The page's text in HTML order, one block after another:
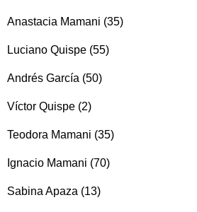
Anastacia Mamani (35)
Luciano Quispe (55)
Andrés García (50)
Víctor Quispe (2)
Teodora Mamani (35)
Ignacio Mamani (70)
Sabina Apaza (13)